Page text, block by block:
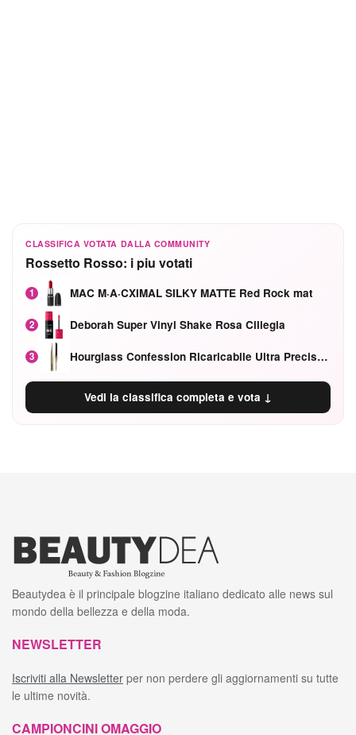
CLASSIFICA VOTATA DALLA COMMUNITY
Rossetto Rosso: i piu votati
1 MAC M·A·CXIMAL SILKY MATTE Red Rock mat
2 Deborah Super Vinyl Shake Rosa Ciliegia
3 Hourglass Confession Ricaricabile Ultra Preciso Ad Alta Intensità Secretly Classic Red
Vedi la classifica completa e vota ↓
Beautydea è il principale blogzine italiano dedicato alle news sul
mondo della bellezza e della moda.
NEWSLETTER
Iscriviti alla Newsletter per non perdere gli aggiornamenti su tutte
le ultime novità.
CAMPIONCINI OMAGGIO